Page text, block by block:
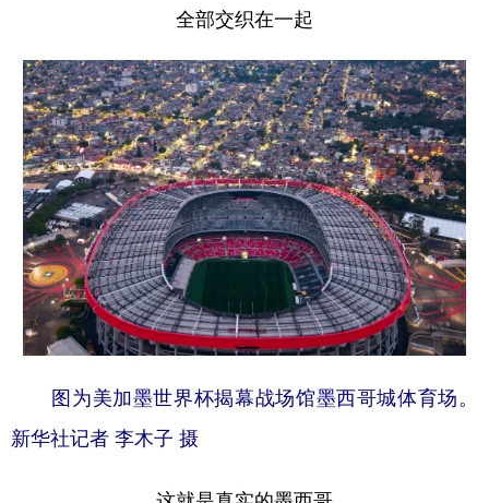
全部交织在一起
图为美加墨世界杯揭幕战场馆墨西哥城体育场。
新华社记者 李木子 摄